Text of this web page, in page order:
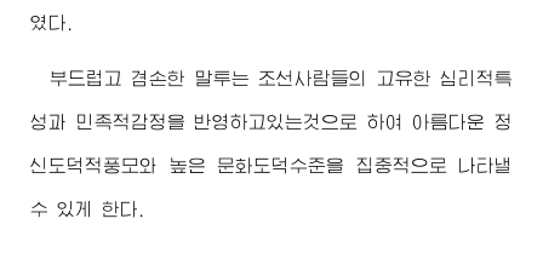
였다.
부드럽고 겸손한 말투는 조선사람들의 고유한 심리적특
성과 민족적감정을 반영하고있는것으로 하여 아름다운 정
신도덕적풍모와 높은 문화도덕수준을 집중적으로 나타낼
수 있게 한다.